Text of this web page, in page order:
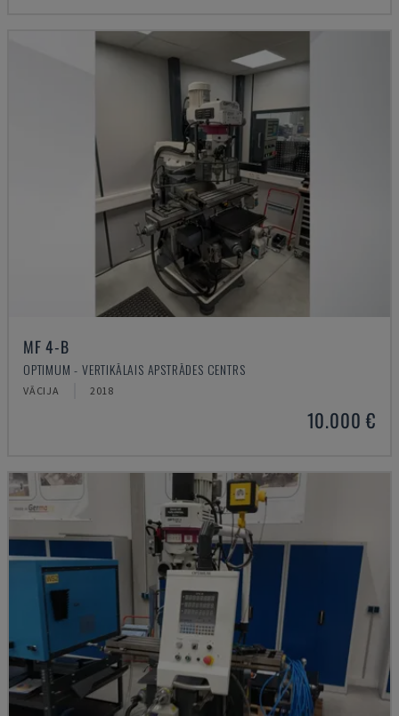
MF 4-B
OPTIMUM - VERTIKĀLAIS APSTRĀDES CENTRS
VĀCIJA 2018
10.000 €